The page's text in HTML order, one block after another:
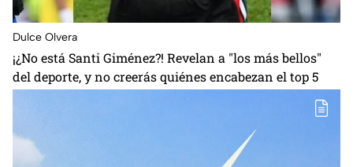
Dulce Olvera
¡¿No está Santi Giménez?! Revelan a "los más bellos"
del deporte, y no creerás quiénes encabezan el top 5